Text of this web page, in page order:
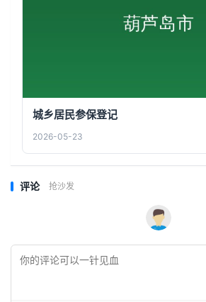
城乡居民参保登记
2026-05-23
评论 抢沙发